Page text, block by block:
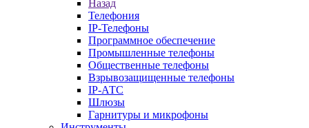
Назад
Телефония
IP-Телефоны
Программное обеспечение
Промышленные телефоны
Общественные телефоны
Взрывозащищенные телефоны
IP-АТС
Шлюзы
Гарнитуры и микрофоны